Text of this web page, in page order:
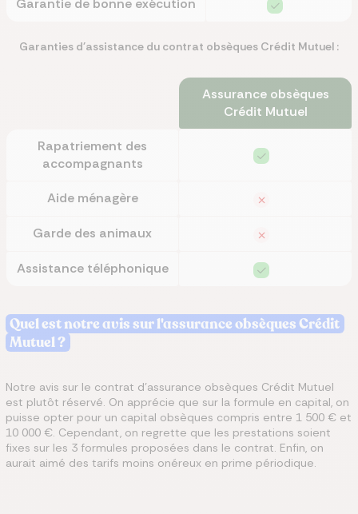
Garantie de bonne exécution
Garanties d'assistance du contrat obsèques Crédit Mutuel :
Assurance obsèques
Crédit Mutuel
Rapatriement des
accompagnants
Aide ménagère
Garde des animaux
Assistance téléphonique
Quel est notre avis sur l'assurance obsèques Crédit
Mutuel ?
Notre avis sur le contrat d’assurance obsèques Crédit Mutuel
est plutôt réservé. On apprécie que sur la formule en capital, on
puisse opter pour un capital obsèques compris entre 1 500 € et
10 000 €. Cependant, on regrette que les prestations soient
fixes sur les 3 formules proposées dans le contrat. Enfin, on
aurait aimé des tarifs moins onéreux en prime périodique.